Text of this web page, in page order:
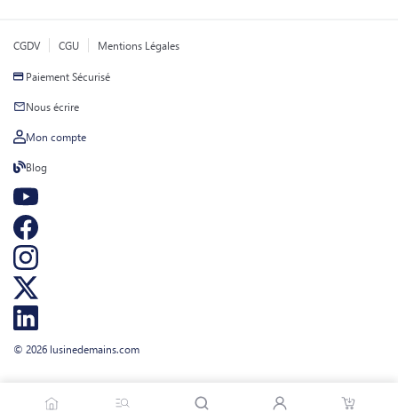
CGDV CGU Mentions Légales
Paiement Sécurisé
Nous écrire
Mon compte
Blog
© 2026 lusinedemains.com